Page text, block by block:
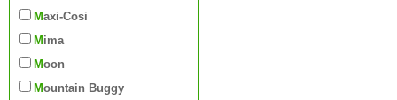
Maxi-Cosi
Mima
Moon
Mountain Buggy